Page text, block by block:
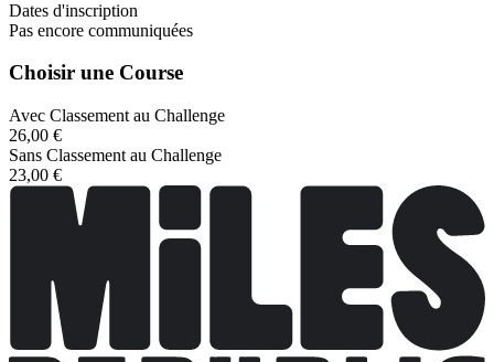
Dates d'inscription
Pas encore communiquées
Choisir une Course
Avec Classement au Challenge
26,00 €
Sans Classement au Challenge
23,00 €